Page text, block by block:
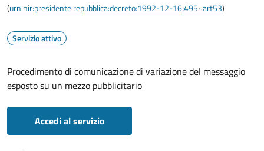
(urn:nir:presidente.repubblica:decreto:1992-12-16;495~art53)
Servizio attivo
Procedimento di comunicazione di variazione del messaggio
esposto su un mezzo pubblicitario
Accedi al servizio